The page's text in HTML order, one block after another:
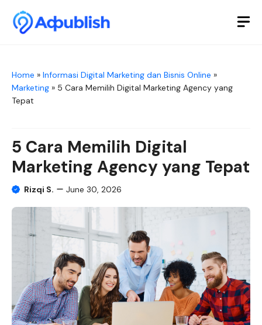
content
Home » Informasi Digital Marketing dan Bisnis Online »
Marketing » 5 Cara Memilih Digital Marketing Agency yang
Tepat
5 Cara Memilih Digital
Marketing Agency yang Tepat
Rizqi S. June 30, 2026